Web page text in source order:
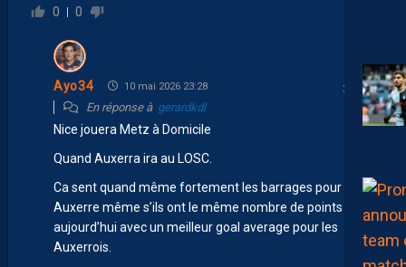
0 0
Ayo34 10 mai 2026 23:28
En réponse à gerardkdl
Nice jouera Metz à Domicile
Quand Auxerra ira au LOSC.
Ca sent quand même fortement les barrages pour
Auxerre même s’ils ont le même nombre de points
aujourd’hui avec un meilleur goal average pour les
Auxerrois.